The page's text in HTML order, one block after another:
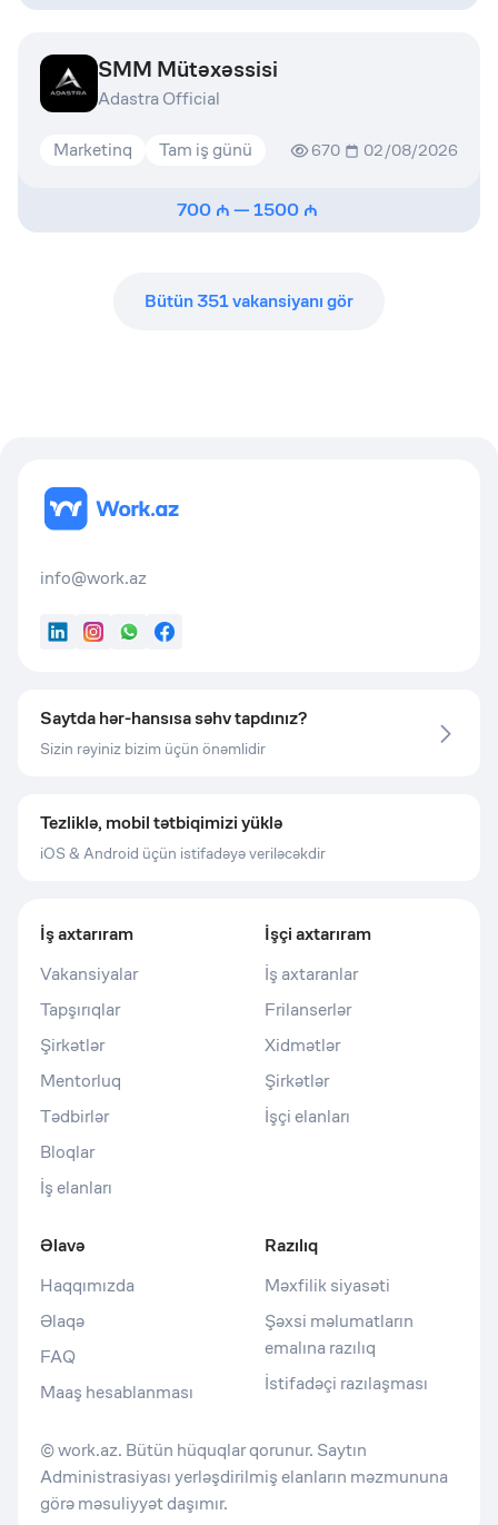
SMM Mütəxəssisi
Adastra Official
Marketinq Tam iş günü 670 02/08/2026
700 —1500
Bütün351vakansiyanı gör
info@work.az
LinkedInInstagram
WhatsApp
Facebook
Saytda hər-hansısa səhv tapdınız?
Sizin rəyiniz bizim üçün önəmlidir
Tezliklə, mobil tətbiqimizi yüklə
iOS & Android üçün istifadəyə veriləcəkdir
İş axtarıram
Vakansiyalar
Tapşırıqlar
Şirkətlər
Mentorluq
Tədbirlər
Bloqlar
İş elanları
İşçi axtarıram
İş axtaranlar
Frilanserlər
Xidmətlər
Şirkətlər
İşçi elanları
Əlavə
Haqqımızda
Əlaqə
FAQ
Maaş hesablanması
Razılıq
Məxfilik siyasəti
Şəxsi məlumatların
emalına razılıq
İstifadəçi razılaşması
© work.az. Bütün hüquqlar qorunur. Saytın
Administrasiyası yerləşdirilmiş elanların məzmununa
görə məsuliyyət daşımır.